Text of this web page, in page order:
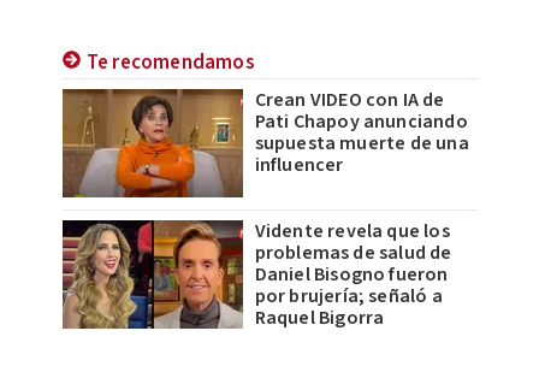
Te recomendamos
Crean VIDEO con IA de
Pati Chapoy anunciando
supuesta muerte de una
influencer
Vidente revela que los
problemas de salud de
Daniel Bisogno fueron
por brujería; señaló a
Raquel Bigorra